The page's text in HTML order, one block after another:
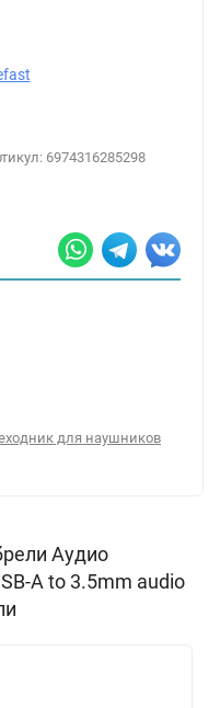
6974316285298
для наушников
Аудио
A to 3.5mm audio